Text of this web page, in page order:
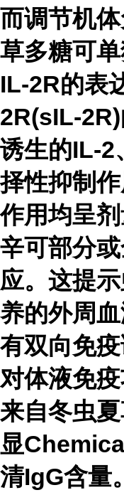
而调节机
草多糖可
IL-2R的表
2R(sIL-
诱生的IL-2
择性抑制
作用均呈
辛可部分
应。这提
养的外周
有双向免疫
对体液免
来自冬虫
显
清IgG含量